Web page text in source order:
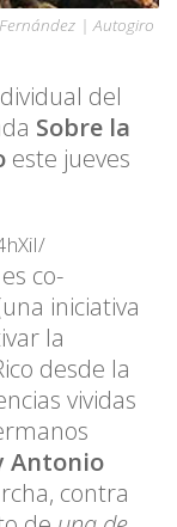
| Autogiro
del
Sobre la
este jueves
co-
iniciativa
la
desde la
vividas
Antonio
contra